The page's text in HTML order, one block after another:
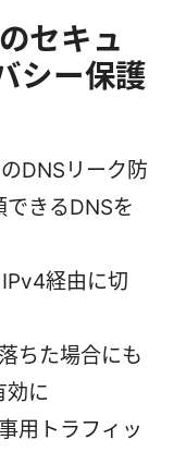
セキュ
シー保護
DNSリーク防
できるDNSを
経由に切
ちた場合にも
効に
用トラフィッ